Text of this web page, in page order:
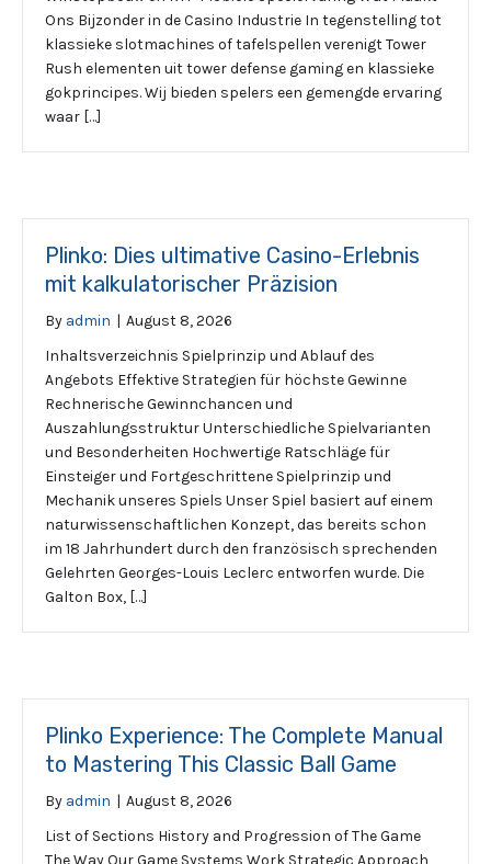
Ons Bijzonder in de Casino Industrie In tegenstelling tot
klassieke slotmachines of tafelspellen verenigt Tower
Rush elementen uit tower defense gaming en klassieke
gokprincipes. Wij bieden spelers een gemengde ervaring
waar […]
Plinko: Dies ultimative Casino-Erlebnis
mit kalkulatorischer Präzision
By admin | August 8, 2026
Inhaltsverzeichnis Spielprinzip und Ablauf des
Angebots Effektive Strategien für höchste Gewinne
Rechnerische Gewinnchancen und
Auszahlungsstruktur Unterschiedliche Spielvarianten
und Besonderheiten Hochwertige Ratschläge für
Einsteiger und Fortgeschrittene Spielprinzip und
Mechanik unseres Spiels Unser Spiel basiert auf einem
naturwissenschaftlichen Konzept, das bereits schon
im 18 Jahrhundert durch den französisch sprechenden
Gelehrten Georges-Louis Leclerc entworfen wurde. Die
Galton Box, […]
Plinko Experience: The Complete Manual
to Mastering This Classic Ball Game
By admin | August 8, 2026
List of Sections History and Progression of The Game
The Way Our Game Systems Work Strategic Approach